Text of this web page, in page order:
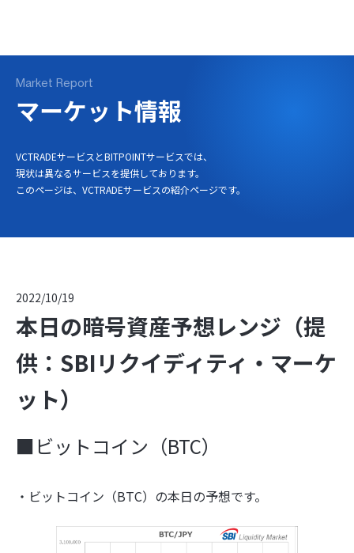
Market Report
マーケット情報
VCTRADEサービスとBITPOINTサービスでは、
現状は異なるサービスを提供しております。
このページは、VCTRADEサービスの紹介ページです。
2022/10/19
本日の暗号資産予想レンジ（提
供：SBIリクイディティ・マーケ
ット）
■ビットコイン（BTC）
・ビットコイン（BTC）の本日の予想です。